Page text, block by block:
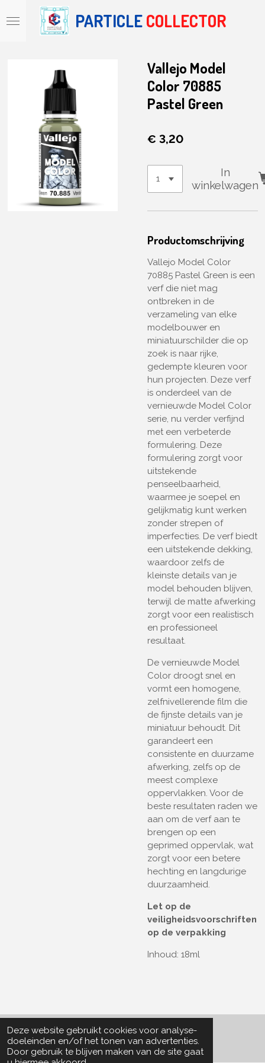
Deze website gebruikt cookies voor analyse-
doeleinden en/of het tonen van advertenties.
Door gebruik te blijven maken van de site gaat
direct
PARTICLE COLLECTOR
Vallejo Model
Color 70885
Pastel Green
€ 3,20
In
winkelwagen
Productomschrijving
Vallejo Model Color
70885 Pastel Green is een
verf die niet mag
ontbreken in de
verzameling van elke
modelbouwer en
miniatuurschilder die op
zoek is naar rijke,
gedempte kleuren voor
hun projecten. Deze verf
is onderdeel van de
vernieuwde Model Color
serie, nu verder verfijnd
met een verbeterde
formulering. Deze
formulering zorgt voor
uitstekende
penseelbaarheid,
waarmee je soepel en
gelijkmatig kunt werken
zonder strepen of
imperfecties. De verf biedt
een uitstekende dekking,
waardoor zelfs de
kleinste details van je
model behouden blijven,
terwijl de matte afwerking
zorgt voor een realistisch
en professioneel
resultaat.
De vernieuwde Model
Color droogt snel en
vormt een homogene,
zelfnivellerende film die
de fijnste details van je
miniatuur behoudt. Dit
garandeert een
consistente en duurzame
afwerking, zelfs op de
meest complexe
oppervlakken. Voor de
beste resultaten raden we
aan om de verf aan te
brengen op een
geprimed oppervlak, wat
zorgt voor een betere
hechting en langdurige
duurzaamheid.
Let op de
veiligheidsvoorschriften
op de verpakking
Inhoud: 18ml
© 2022 - 2026 Particle Collector